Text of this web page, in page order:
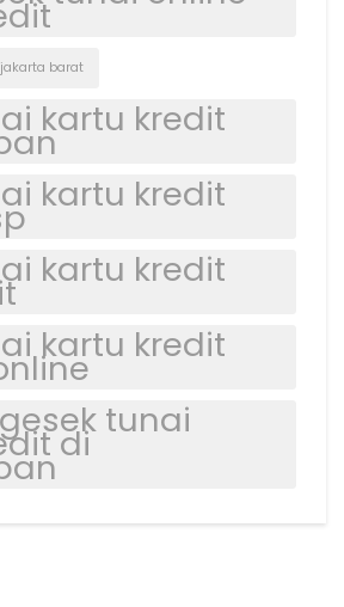
barat
kartu kredit
kartu kredit
kartu kredit
kartu kredit
tunai
di